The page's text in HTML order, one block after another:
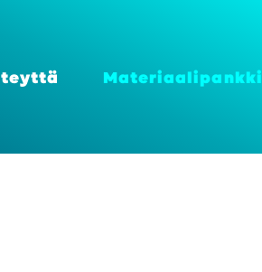
Mate­ri­aa­li­pank­ki